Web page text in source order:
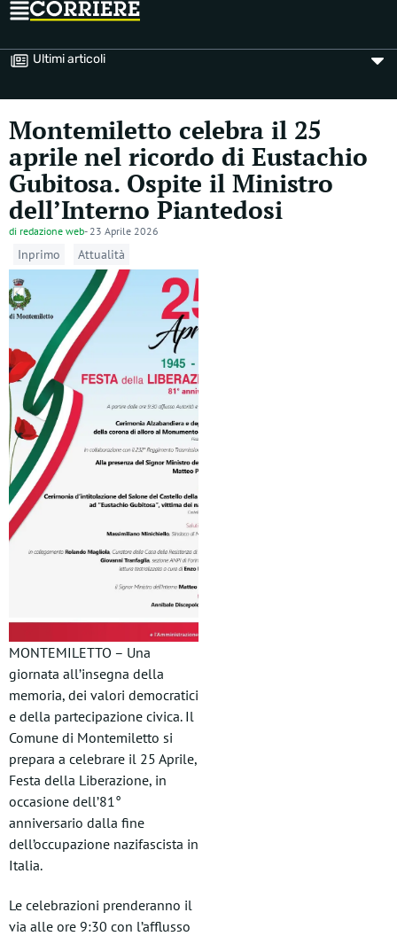
Ultimi articoli
Montemiletto celebra il 25
aprile nel ricordo di Eustachio
Gubitosa. Ospite il Ministro
dell’Interno Piantedosi
di redazione web- 23 Aprile 2026
Inprimo Attualità
MONTEMILETTO – Una
giornata all’insegna della
memoria, dei valori democratici
e della partecipazione civica. Il
Comune di Montemiletto si
prepara a celebrare il 25 Aprile,
Festa della Liberazione, in
occasione dell’81°
anniversario dalla fine
dell’occupazione nazifascista in
Italia.
Le celebrazioni prenderanno il
via alle ore 9:30 con l’afflusso